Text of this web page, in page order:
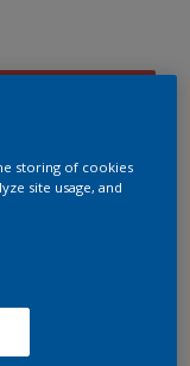
storing of cookies
site usage, and